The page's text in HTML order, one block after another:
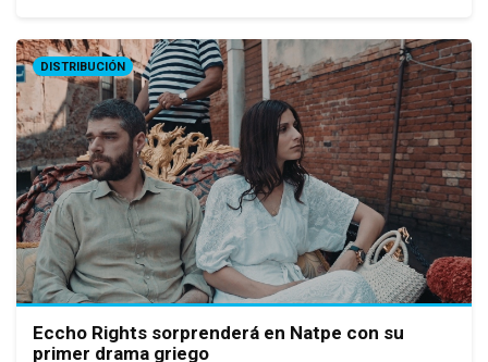
DISTRIBUCIÓN
Eccho Rights sorprenderá en Natpe con su
primer drama griego